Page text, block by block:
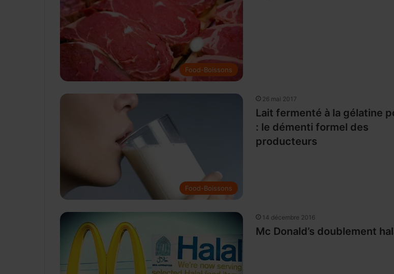
Food-Boissons
Food-Boissons
26 mai 2017
Lait fermenté à la gélatine
: le démenti formel des
producteurs
14 décembre 2016
Mc Donald’s doublement